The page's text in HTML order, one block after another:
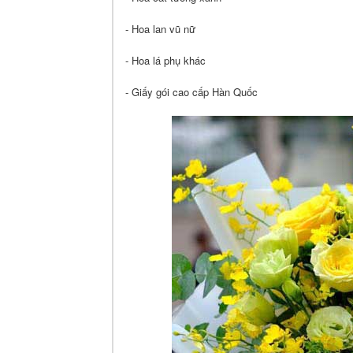
- Hoa lan vũ nữ
- Hoa lá phụ khác
- Giấy gói cao cấp Hàn Quốc